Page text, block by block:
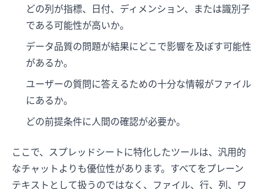
どの列が指標、日付、ディメンション、または識別子
である可能性が高いか。
データ品質の問題が結果にどこで影響を及ぼす可能性
があるか。
ユーザーの質問に答えるための十分な情報がファイル
にあるか。
どの前提条件に人間の確認が必要か。
ここで、スプレッドシートに特化したツールは、汎用的
なチャットよりも優位性があります。すべてをプレーン
テキストとして扱うのではなく、ファイル、行、列、ワ